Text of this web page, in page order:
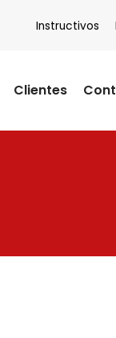
Instructivos
Clientes